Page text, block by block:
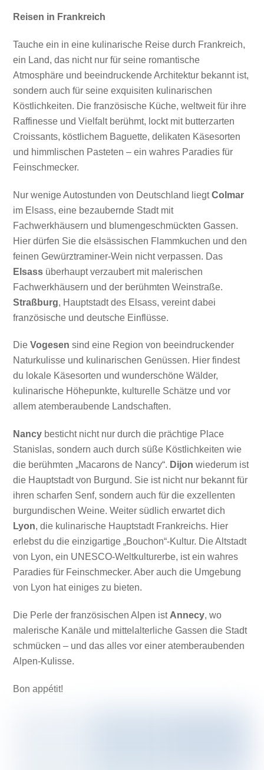
Reisen in Frankreich
Tauche ein in eine kulinarische Reise durch Frankreich,
ein Land, das nicht nur für seine romantische
Atmosphäre und beeindruckende Architektur bekannt ist,
sondern auch für seine exquisiten kulinarischen
Köstlichkeiten. Die französische Küche, weltweit für ihre
Raffinesse und Vielfalt berühmt, lockt mit butterzarten
Croissants, köstlichem Baguette, delikaten Käsesorten
und himmlischen Pasteten – ein wahres Paradies für
Feinschmecker.
Nur wenige Autostunden von Deutschland liegtColmar
im Elsass, eine bezaubernde Stadt mit
Fachwerkhäusern und blumengeschmückten Gassen.
Hier dürfen Sie die elsässischen Flammkuchen und den
feinen Gewürztraminer-Wein nicht verpassen. Das
Elsass überhaupt verzaubert mit malerischen
Fachwerkhäusern und der berühmten Weinstraße.
Straßburg, Hauptstadt des Elsass, vereint dabei
französische und deutsche Einflüsse.
DieVogesen sind eine Region von beeindruckender
Naturkulisse und kulinarischen Genüssen. Hier findest
du lokale Käsesorten und wunderschöne Wälder,
kulinarische Höhepunkte, kulturelle Schätze und vor
allem atemberaubende Landschaften.
Nancy besticht nicht nur durch die prächtige Place
Stanislas, sondern auch durch süße Köstlichkeiten wie
die berühmten „Macarons de Nancy“. Dijon wiederum ist
die Hauptstadt von Burgund. Sie ist nicht nur bekannt für
ihren scharfen Senf, sondern auch für die exzellenten
burgundischen Weine. Weiter südlich erwartet dich
Lyon, die kulinarische Hauptstadt Frankreichs. Hier
erlebst du die einzigartige „Bouchon“-Kultur. Die Altstadt
von Lyon, ein UNESCO-Weltkulturerbe, ist ein wahres
Paradies für Feinschmecker. Aber auch die Umgebung
von Lyon hat einiges zu bieten.
Die Perle der französischen Alpen ist Annecy, wo
malerische Kanäle und mittelalterliche Gassen die Stadt
schmücken – und das alles vor einer atemberaubenden
Alpen-Kulisse.
Bon appétit!